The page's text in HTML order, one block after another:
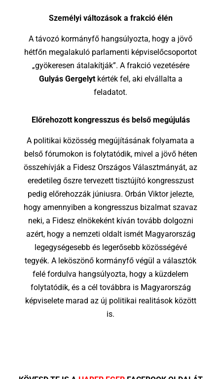
Személyi változások a frakció élén
A távozó kormányfő hangsúlyozta, hogy a jövő
hétfőn megalakuló parlamenti képviselőcsoportot
„gyökeresen átalakítják”. A frakció vezetésére
Gulyás Gergelytkérték fel, aki elvállalta a
feladatot.
Előrehozott kongresszus és belső megújulás
A politikai közösség megújításának folyamata a
belső fórumokon is folytatódik, mivel a jövő héten
összehívják a Fidesz Országos Választmányát, az
eredetileg őszre tervezett tisztújító kongresszust
pedig előrehozzák júniusra. Orbán Viktor jelezte,
hogy amennyiben a kongresszus bizalmat szavaz
neki, a Fidesz elnökeként kíván tovább dolgozni
azért, hogy a nemzeti oldalt ismét Magyarország
legegységesebb és legerősebb közösségévé
tegyék. A leköszönő kormányfő végül a választók
felé fordulva hangsúlyozta, hogy a küzdelem
folytatódik, és a cél továbbra is Magyarország
képviselete marad az új politikai realitások között
is.